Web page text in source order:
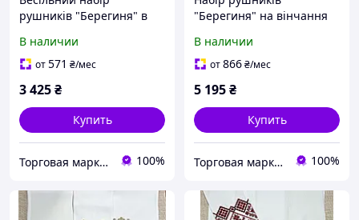
рушників "Берегиня" в
рушники)
В наличии
от571 ₴/мес
3 425₴
Купить
Торговая марка "Світ вишивки" Рівненський виробник вишитих виробів 100%
"Берегиня" на вінчання
стрічка)
В наличии
от866₴/мес
5 195₴
Купить
Торговая марка "Світ вишивки" Рівненський виробник вишитих виробів 100%